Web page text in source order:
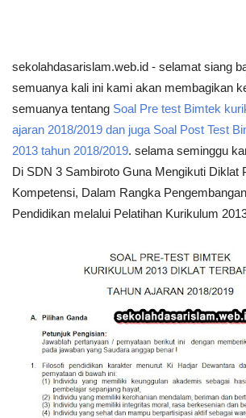
sekolahdasarislam.web.id - selamat siang
semuanya kali ini kami akan membagikan
semuanya tentang Soal Pre test Bimtek
ajaran 2018/2019 dan juga Soal Post Test
2013 tahun 2018/2019. selama seminggu
Di SDN 3 Sambiroto Guna Mengikuti Diklat
Kompetensi, Dalam Rangka
Pendidikan melalui Pelatihan Kurikulum